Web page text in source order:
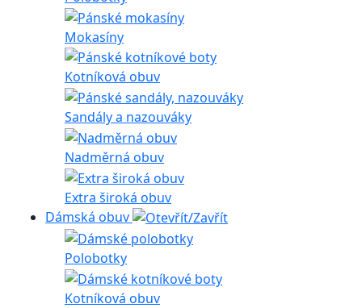
Mokasíny
Kotníková obuv
Sandály a nazouváky
Nadměrná obuv
Extra široká obuv
Dámská obuv
Polobotky
Kotníková obuv